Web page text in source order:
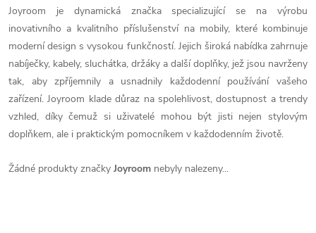
Joyroom je dynamická značka specializující se na výrobu
inovativního a kvalitního příslušenství na mobily, které kombinuje
moderní design s vysokou funkčností. Jejich široká nabídka zahrnuje
nabíječky, kabely, sluchátka, držáky a další doplňky, jež jsou navrženy
tak, aby zpříjemnily a usnadnily každodenní používání vašeho
zařízení. Joyroom klade důraz na spolehlivost, dostupnost a trendy
vzhled, díky čemuž si uživatelé mohou být jisti nejen stylovým
doplňkem, ale i praktickým pomocníkem v každodenním životě.
Žádné produkty značky Joyroom nebyly nalezeny...